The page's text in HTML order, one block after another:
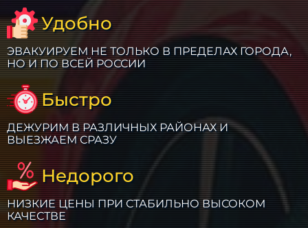
Удобно
ЭВАКУИРУЕМ НЕ ТОЛЬКО В ПРЕДЕЛАХ ГОРОДА,
НО И ПО ВСЕЙ РОССИИ
Быстро
ДЕЖУРИМ В РАЗЛИЧНЫХ РАЙОНАХ И
ВЫЕЗЖАЕМ СРАЗУ
Недорого
НИЗКИЕ ЦЕНЫ ПРИ СТАБИЛЬНО ВЫСОКОМ
КАЧЕСТВЕ